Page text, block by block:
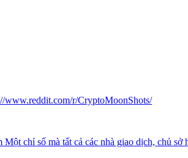
www.reddit.com/r/CryptoMoonShots/
chỉ số mà tất cả các nhà giao dịch, chủ